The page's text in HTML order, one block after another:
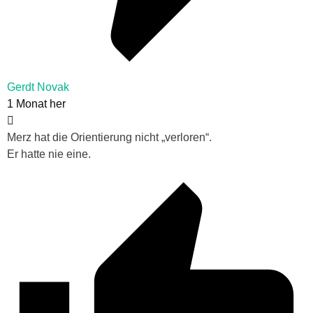
Gerdt Novak
1 Monat her
Merz hat die Orientierung nicht „verloren“.
Er hatte nie eine.